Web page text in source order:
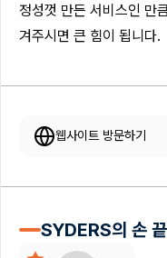
정성껏 만든 서비스인 만
겨주시면 큰 힘이 됩니다.
웹사이트 방문하기
SYDERS의 손